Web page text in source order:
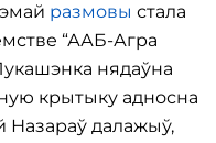
размовы стала
“ААБ-Агра
нядаўна
крытыку адносна
далажыў,